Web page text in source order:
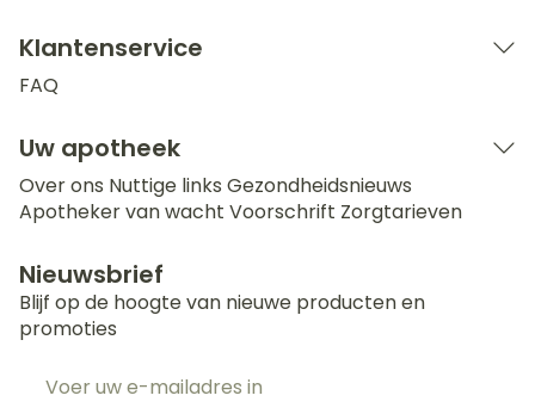
Klantenservice
FAQ
Uw apotheek
Over ons Nuttige links Gezondheidsnieuws
Apotheker van wacht Voorschrift Zorgtarieven
Nieuwsbrief
Blijf op de hoogte van nieuwe producten en
promoties